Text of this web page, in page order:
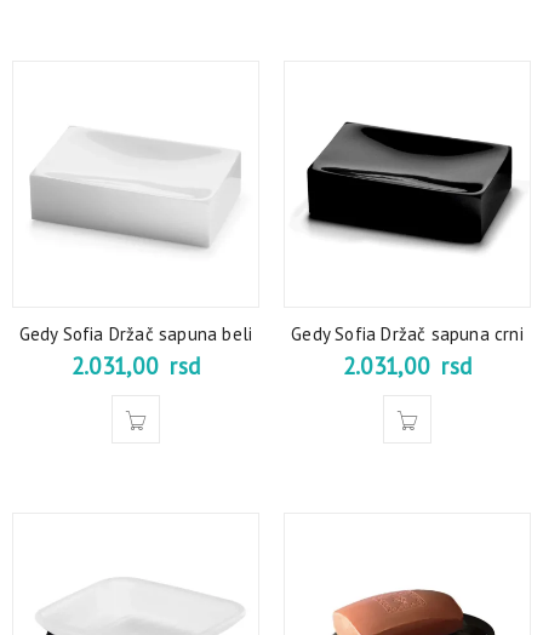
Gedy Sofia Držač sapuna beli
2.031,00 rsd
Gedy Sofia Držač sapuna crni
2.031,00 rsd